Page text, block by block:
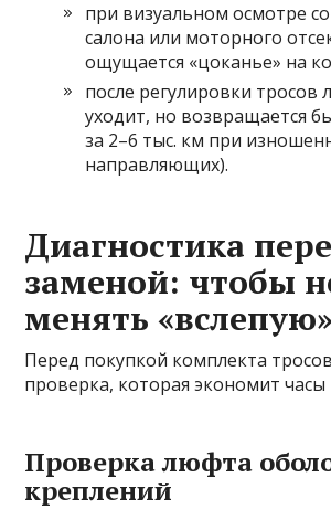
при визуальном осмотре
салона или моторного
ощущается «цоканье» на
после регулировки тросов
уходит, но возвращается
за 2–6 тыс. км при
направляющих).
Диагностика
заменой: чтобы
менять
Перед покупкой комплекта
проверка, которая экономит часы
Проверка люфта
креплений